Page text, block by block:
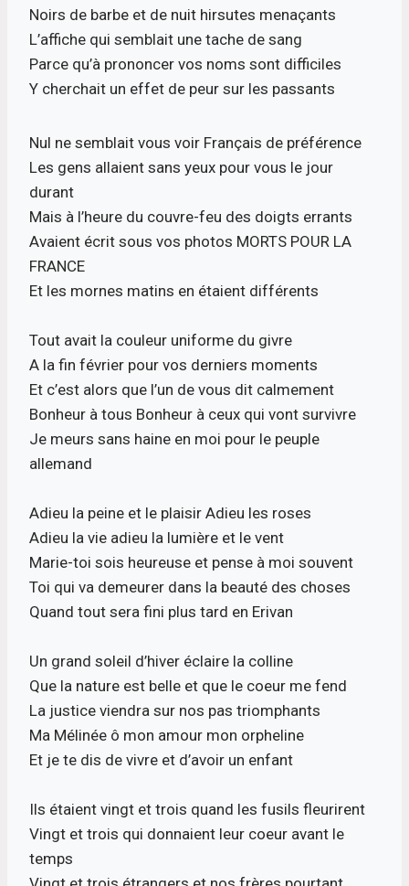
Noirs de barbe et de nuit hirsutes menaçants
L’affiche qui semblait une tache de sang
Parce qu’à prononcer vos noms sont difficiles
Y cherchait un effet de peur sur les passants
Nul ne semblait vous voir Français de préférence
Les gens allaient sans yeux pour vous le jour
durant
Mais à l’heure du couvre-feu des doigts errants
Avaient écrit sous vos photos MORTS POUR LA
FRANCE
Et les mornes matins en étaient différents
Tout avait la couleur uniforme du givre
A la fin février pour vos derniers moments
Et c’est alors que l’un de vous dit calmement
Bonheur à tous Bonheur à ceux qui vont survivre
Je meurs sans haine en moi pour le peuple
allemand
Adieu la peine et le plaisir Adieu les roses
Adieu la vie adieu la lumière et le vent
Marie-toi sois heureuse et pense à moi souvent
Toi qui va demeurer dans la beauté des choses
Quand tout sera fini plus tard en Erivan
Un grand soleil d’hiver éclaire la colline
Que la nature est belle et que le coeur me fend
La justice viendra sur nos pas triomphants
Ma Mélinée ô mon amour mon orpheline
Et je te dis de vivre et d’avoir un enfant
Ils étaient vingt et trois quand les fusils fleurirent
Vingt et trois qui donnaient leur coeur avant le
temps